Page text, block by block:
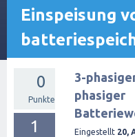
Einspeisung
0
Punkte
1
3-
phasiger
Eingestellt 20,